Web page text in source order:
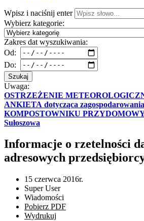
Wpisz i naciśnij enter
Wybierz kategorie:
Zakres dat wyszukiwania:
Od:
Do:
Szukaj
Uwaga:
OSTRZEŻENIE
ANKIETA dotycząca
KOMPOSTOWNIKU
Sułoszowa
Informacje o rzetelności
adresowych
15 czerwca 2016r.
Super User
Wiadomości
Pobierz PDF
Wydrukuj